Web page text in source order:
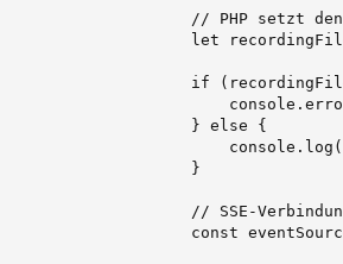
// PHP setzt
let
if
                    } else {
                    }
// SSE-
const